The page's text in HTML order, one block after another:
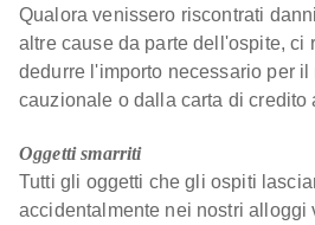
Qualora venissero riscontrati
altre cause da parte dell'ospite, ci
dedurre l'importo necessario per
cauzionale o dalla carta di credito
Oggetti smarriti
Tutti gli oggetti che gli ospiti
accidentalmente nei nostri alloggi